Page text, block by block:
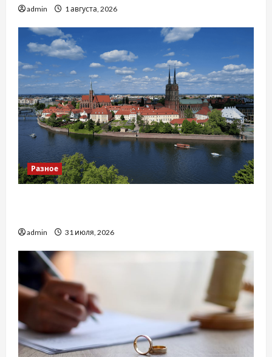
admin 1 августа, 2026
Разное
admin 31 июля, 2026